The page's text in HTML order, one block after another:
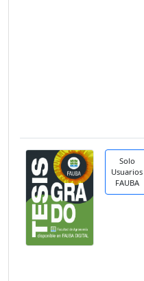
Solo
Usuarios
FAUBA